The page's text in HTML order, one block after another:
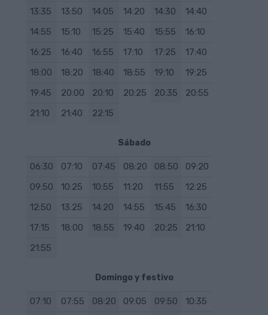
13:35
13:50 14:05 14:20 14:30
14:40
14:55
15:10 15:25 15:40 15:55
16:10
16:25
16:40 16:55 17:10 17:25
17:40
18:00
18:20 18:40 18:55 19:10
19:25
19:45
20:00 20:10 20:25 20:35
20:55
21:10
21:40 22:15
Sábado
06:30 07:10 07:45 08:20 08:50
09:20
09:50
10:25 10:55 11:20 11:55
12:25
12:50
13:25 14:20 14:55 15:45
16:30
17:15
18:00 18:55 19:40 20:25
21:10
21:55
Domingo y festivo
07:10 07:55 08:20 09:05 09:50
10:35